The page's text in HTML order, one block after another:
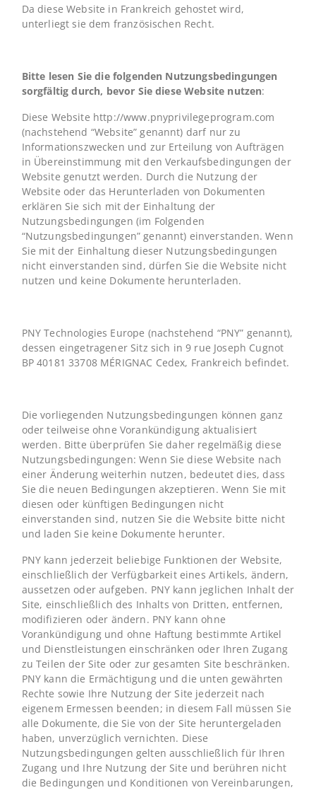
Da diese Website in Frankreich gehostet wird,
unterliegt sie dem französischen Recht.
Bitte lesen Sie die folgenden Nutzungsbedingungen
sorgfältig durch, bevor Sie diese Website nutzen:
Diese Website http://www.pnyprivilegeprogram.com
(nachstehend “Website” genannt) darf nur zu
Informationszwecken und zur Erteilung von Aufträgen
in Übereinstimmung mit den Verkaufsbedingungen der
Website genutzt werden. Durch die Nutzung der
Website oder das Herunterladen von Dokumenten
erklären Sie sich mit der Einhaltung der
Nutzungsbedingungen (im Folgenden
“Nutzungsbedingungen” genannt) einverstanden. Wenn
Sie mit der Einhaltung dieser Nutzungsbedingungen
nicht einverstanden sind, dürfen Sie die Website nicht
nutzen und keine Dokumente herunterladen.
PNY Technologies Europe (nachstehend “PNY” genannt),
dessen eingetragener Sitz sich in 9 rue Joseph Cugnot
BP 40181 33708 MÉRIGNAC Cedex, Frankreich befindet.
Die vorliegenden Nutzungsbedingungen können ganz
oder teilweise ohne Vorankündigung aktualisiert
werden. Bitte überprüfen Sie daher regelmäßig diese
Nutzungsbedingungen: Wenn Sie diese Website nach
einer Änderung weiterhin nutzen, bedeutet dies, dass
Sie die neuen Bedingungen akzeptieren. Wenn Sie mit
diesen oder künftigen Bedingungen nicht
einverstanden sind, nutzen Sie die Website bitte nicht
und laden Sie keine Dokumente herunter.
PNY kann jederzeit beliebige Funktionen der Website,
einschließlich der Verfügbarkeit eines Artikels, ändern,
aussetzen oder aufgeben. PNY kann jeglichen Inhalt der
Site, einschließlich des Inhalts von Dritten, entfernen,
modifizieren oder ändern. PNY kann ohne
Vorankündigung und ohne Haftung bestimmte Artikel
und Dienstleistungen einschränken oder Ihren Zugang
zu Teilen der Site oder zur gesamten Site beschränken.
PNY kann die Ermächtigung und die unten gewährten
Rechte sowie Ihre Nutzung der Site jederzeit nach
eigenem Ermessen beenden; in diesem Fall müssen Sie
alle Dokumente, die Sie von der Site heruntergeladen
haben, unverzüglich vernichten. Diese
Nutzungsbedingungen gelten ausschließlich für Ihren
Zugang und Ihre Nutzung der Site und berühren nicht
die Bedingungen und Konditionen von Vereinbarungen,